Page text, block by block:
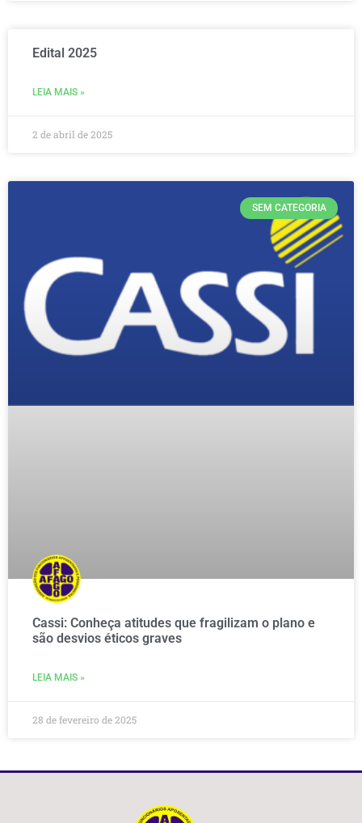
Edital 2025
LEIA MAIS »
2 de abril de 2025
SEM CATEGORIA
Cassi: Conheça atitudes que fragilizam o plano e
são desvios éticos graves
LEIA MAIS »
28 de fevereiro de 2025